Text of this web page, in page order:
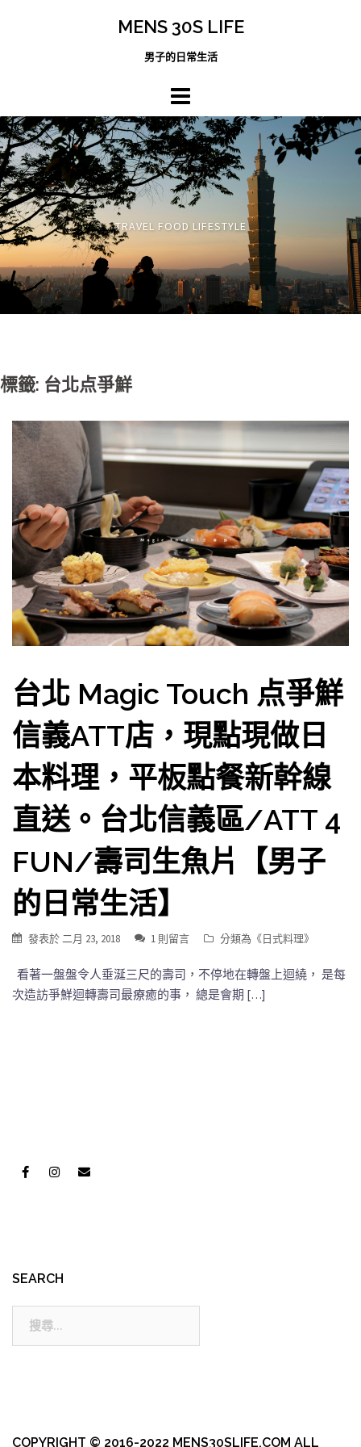
MENS 30S LIFE
男子的日常生活
TRAVEL FOOD LIFESTYLE
標籤: 台北点爭鮮
台北 Magic Touch 点爭鮮
信義ATT店，現點現做日
本料理，平板點餐新幹線
直送。台北信義區/ATT 4
FUN/壽司生魚片【男子
的日常生活】
發表於二月 23, 2018 1 則留言 分類為《日式料理》
看著一盤盤令人垂涎三尺的壽司，不停地在轉盤上迴繞， 是每
次造訪爭鮮迴轉壽司最療癒的事， 總是會期 […]
SEARCH
COPYRIGHT © 2016-2022 MENS30SLIFE.COM ALL